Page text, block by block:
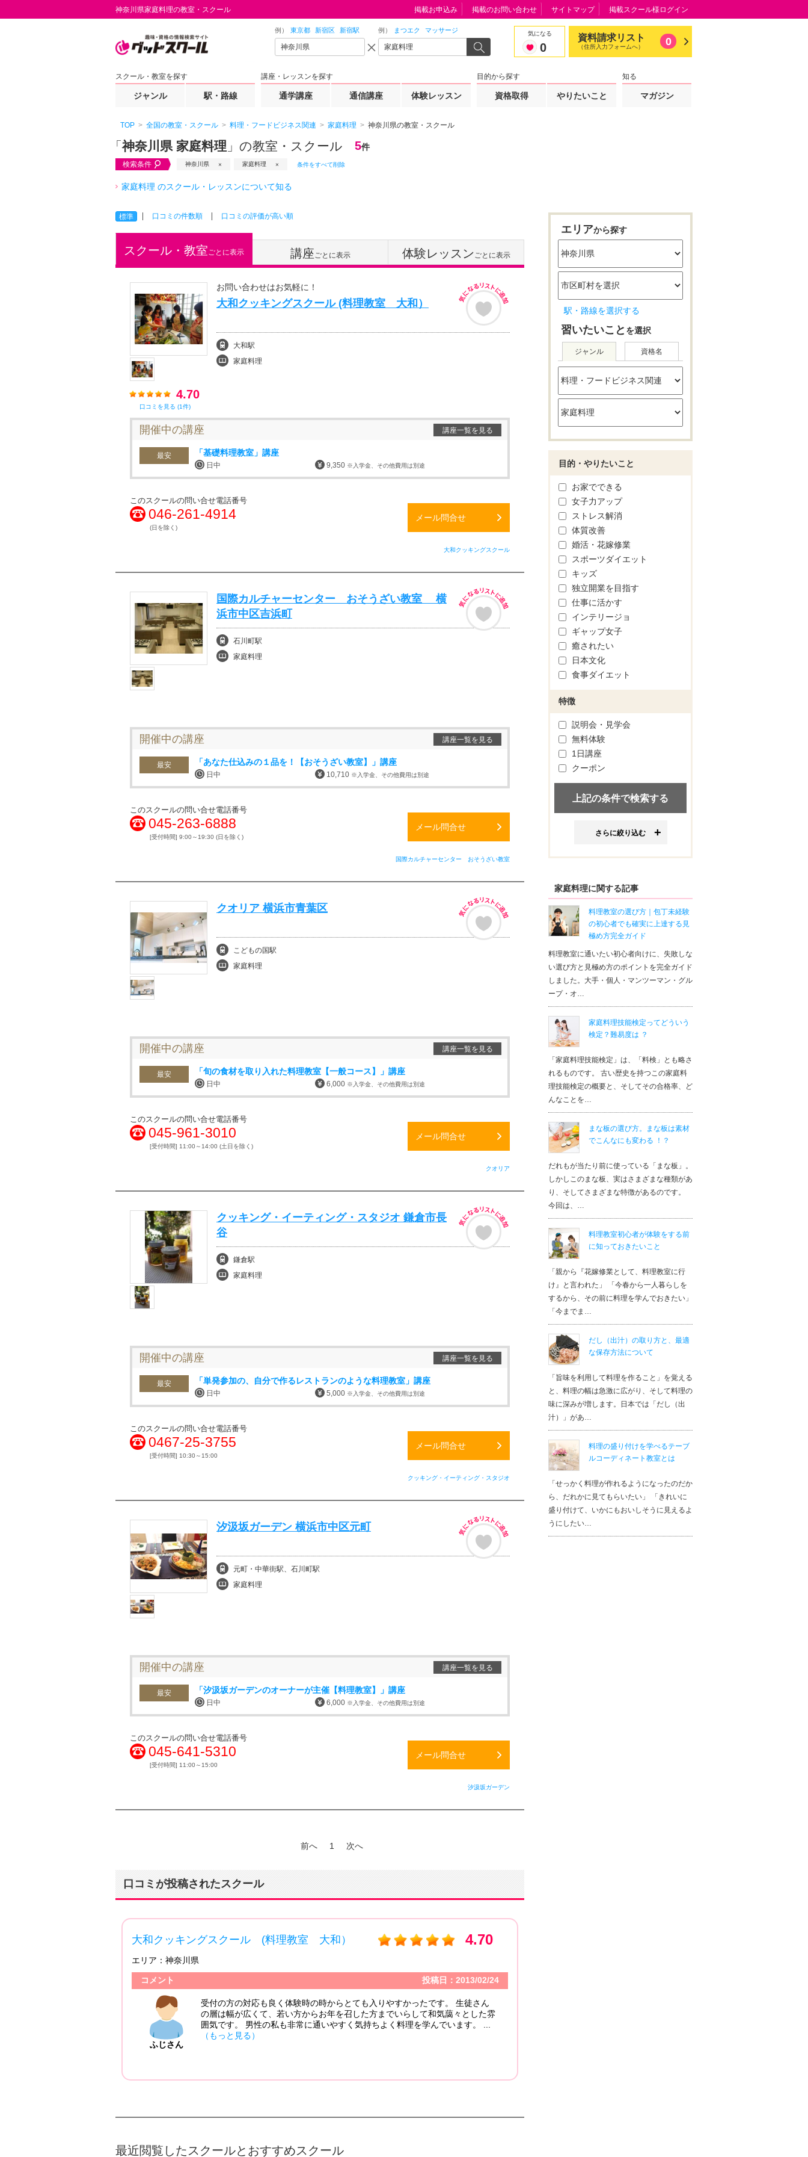
神奈川県家庭料理の教室・スクール
例） 東京都 新宿区 新宿駅 例） まつエク マッサージ 気になる
0
資料請求リスト
（住所入力フォームへ） 0
スクール・教室を探す
ジャンル 駅・路線
講座・レッスンを探す
通学講座 通信講座 体験レッスン
目的から探す
資格取得 やりたいこと
知る
マガジン
掲載お申込み 掲載のお問い合わせ サイトマップ 掲載スクール様ログイン
TOP 全国の教室・スクール 料理・フードビジネス関連 家庭料理 神奈川県の教室・スクール
「神奈川県 家庭料理 」の教室・スクール 5件
検索条件 神奈川県 家庭料理 条件をすべて削除
家庭料理 のスクール・レッスンについて知る
標準 口コミの件数順 口コミの評価が高い順
スクール・教室ごとに表示 講座ごとに表示 体験レッスンごとに表示
4.70
口コミを見る (1件)
お問い合わせはお気軽に！
大和クッキングスクール (料理教室 大和）
大和駅
家庭料理
開催中の講座 講座一覧を見る
最安 「基礎料理教室」講座
日中 9,350 ※入学金、その他費用は別途
このスクールの問い合せ電話番号
046-261-4914
(日を除く)
メール問合せ
大和クッキングスクール
国際カルチャーセンター おそうざい教室 横
浜市中区吉浜町
石川町駅
家庭料理
開催中の講座 講座一覧を見る
最安 「あなた仕込みの１品を！【おそうざい教室】」講座
日中 10,710 ※入学金、その他費用は別途
このスクールの問い合せ電話番号
045-263-6888
[受付時間] 9:00～19:30 (日を除く)
メール問合せ
国際カルチャーセンター おそうざい教室
クオリア 横浜市青葉区
こどもの国駅
家庭料理
開催中の講座 講座一覧を見る
最安 「旬の食材を取り入れた料理教室【一般コース】」講座
日中 6,000 ※入学金、その他費用は別途
このスクールの問い合せ電話番号
045-961-3010
[受付時間] 11:00～14:00 (土日を除く)
メール問合せ
クオリア
クッキング・イーティング・スタジオ 鎌倉市長
谷
鎌倉駅
家庭料理
開催中の講座 講座一覧を見る
最安 「単発参加の、自分で作るレストランのような料理教室」講座
日中 5,000 ※入学金、その他費用は別途
このスクールの問い合せ電話番号
0467-25-3755
[受付時間] 10:30～15:00
メール問合せ
クッキング・イーティング・スタジオ
汐汲坂ガーデン 横浜市中区元町
元町・中華街駅、石川町駅
家庭料理
開催中の講座 講座一覧を見る
最安 「汐汲坂ガーデンのオーナーが主催【料理教室】」講座
日中 6,000 ※入学金、その他費用は別途
このスクールの問い合せ電話番号
045-641-5310
[受付時間] 11:00～15:00
メール問合せ
汐汲坂ガーデン
前へ 1 次へ
口コミが投稿されたスクール
大和クッキングスクール (料理教室 大和） 4.70
エリア： 神奈川県
コメント 投稿日：2013/02/24
ふじさん
受付の方の対応も良く体験時の時からとても入りやすかったです。 生徒さん
の層は幅が広くて、若い方からお年を召した方までいらして和気藹々とした雰
囲気です。 男性の私も非常に通いやすく気持ちよく料理を学んでいます。 ...
（もっと見る）
エリアから探す
駅・路線を選択する
習いたいこと を選択
ジャンル 資格名
目的・やりたいこと
お家でできる
女子力アップ
ストレス解消
体質改善
婚活・花嫁修業
スポーツダイエット
キッズ
独立開業を目指す
仕事に活かす
インテリージョ
ギャップ女子
癒されたい
日本文化
食事ダイエット
特徴
説明会・見学会
無料体験
1日講座
クーポン
さらに絞り込む
家庭料理に関する記事
料理教室の選び方｜包丁未経験
の初心者でも確実に上達する見
極め方完全ガイド
料理教室に通いたい初心者向けに、失敗しな
い選び方と見極め方のポイントを完全ガイド
しました。大手・個人・マンツーマン・グル
ープ・オ…
家庭料理技能検定ってどういう
検定？難易度は ？
「家庭料理技能検定」は、「料検」とも略さ
れるものです。 古い歴史を持つこの家庭料
理技能検定の概要と、そしてその合格率、ど
んなことを…
まな板の選び方。まな板は素材
でこんなにも変わる ！？
だれもが当たり前に使っている「まな板」。
しかしこのまな板、実はさまざまな種類があ
り、そしてさまざまな特徴があるのです。
今回は、…
料理教室初心者が体験をする前
に知っておきたいこと
「親から『花嫁修業として、料理教室に行
け』と言われた」 「今春から一人暮らしを
するから、その前に料理を学んでおきたい」
「今までま…
だし（出汁）の取り方と、最適
な保存方法について
「旨味を利用して料理を作ること」を覚える
と、料理の幅は急激に広がり、そして料理の
味に深みが増します。日本では「だし（出
汁）」があ…
料理の盛り付けを学べるテーブ
ルコーディネート教室とは
「せっかく料理が作れるようになったのだか
ら、だれかに見てもらいたい」 「きれいに
盛り付けて、いかにもおいしそうに見えるよ
うにしたい…
最近閲覧したスクールとおすすめスクール